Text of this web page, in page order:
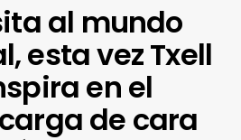
al mundo
esta vez Txell
en el
de cara